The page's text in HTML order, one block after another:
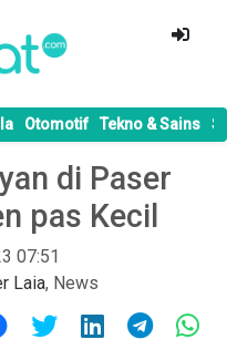
Otomotif Tekno & Sains
di Paser
pas Kecil
07:51
Laia, News